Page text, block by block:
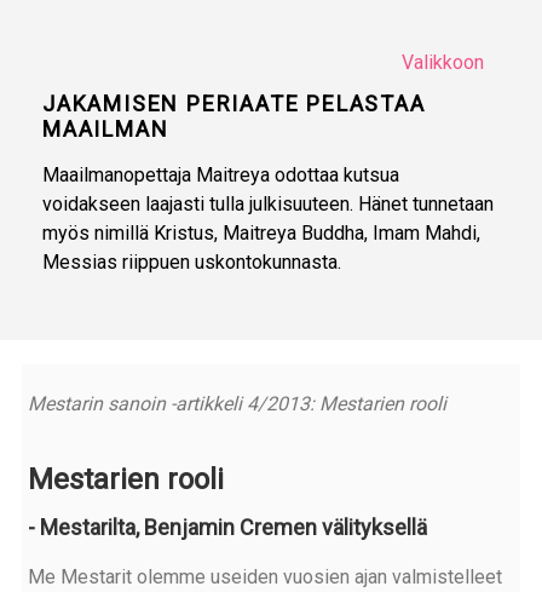
Valikkoon
JAKAMISEN PERIAATE PELASTAA
MAAILMAN
Maailmanopettaja Maitreya odottaa kutsua
voidakseen laajasti tulla julkisuuteen. Hänet tunnetaan
myös nimillä Kristus, Maitreya Buddha, Imam Mahdi,
Messias riippuen uskontokunnasta.
Mestarin sanoin -artikkeli 4/2013: Mestarien rooli
Mestarien rooli
- Mestarilta, Benjamin Cremen välityksellä
Me Mestarit olemme useiden vuosien ajan valmistelleet